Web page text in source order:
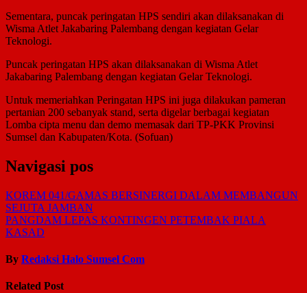
Sementara, puncak peringatan HPS sendiri akan dilaksanakan di
Wisma Atlet Jakabaring Palembang dengan kegiatan Gelar
Teknologi.
Puncak peringatan HPS akan dilaksanakan di Wisma Atlet
Jakabaring Palembang dengan kegiatan Gelar Teknologi.
Untuk memeriahkan Peringatan HPS ini juga dilakukan pameran
pertanian 200 sebanyak stand, serta digelar berbagai kegiatan
Lomba cipta menu dan demo memasak dari TP-PKK Provinsi
Sumsel dan Kabupaten/Kota. (Sofuan)
Navigasi pos
KOREM 041/GAMAS BERSINERGI DALAM MEMBANGUN
SEJUTA JAMBAN
PANGDAM LEPAS KONTINGEN PETEMBAK PIALA
KASAD
By Redaksi Halo Sumsel Com
Related Post